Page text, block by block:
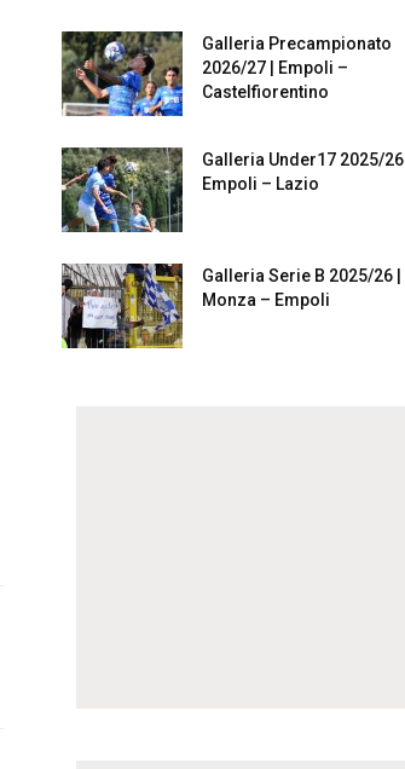
Galleria Precampionato
2026/27 | Empoli –
Castelfiorentino
Galleria Under17 2025/26 |
Empoli – Lazio
Galleria Serie B 2025/26 |
Monza – Empoli